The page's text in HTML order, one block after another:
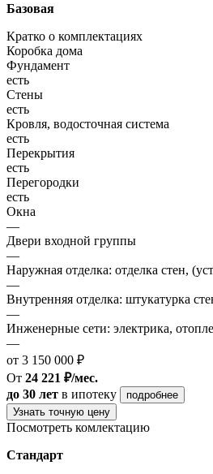
Базовая
Кратко о комплектациях
Коробка дома
Фундамент
есть
Стены
есть
Кровля, водосточная система
есть
Перекрытия
есть
Перегородки
есть
Окна
—
Двери входной группы
—
Наружная отделка: отделка стен,
—
Внутренняя отделка: штукатурка
—
Инженерные сети: электрика,
—
от 3 150 000 ₽
От 24 221 ₽/мес.
до 30 лет в ипотеку
подробнее
Узнать точную цену
Посмотреть комлектацию
Стандарт